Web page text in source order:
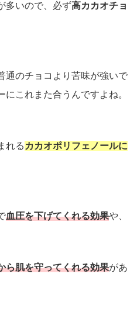
多いので、必ず高カカオチョ
通のチョコより苦味が強いで
これまた合うんですよね。
れる カカオポリフェノールに
血圧を下げてくれる効果や、
ら肌を守ってくれる効果があ